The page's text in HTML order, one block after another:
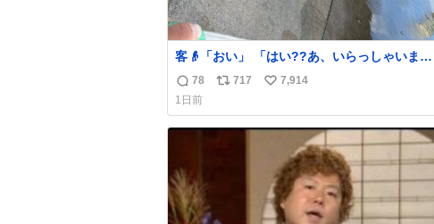
客👴「おい」 「はい??あ、いらっしゃいま
せ」 👴「さっきからずっと水出しっぱなしで
もったいないだろ」 「静電気を逃がし、熱く
なった地面の温度を下げ、引火事故の防止の
為必要な作業です」 👴「水不足の昨今にもっ
たいないことをするな!!」 それでは歌いま
す、聞いてください 「井戸水」
返
信
数
78
リ
ス
717
い
ね
7,914
1日前